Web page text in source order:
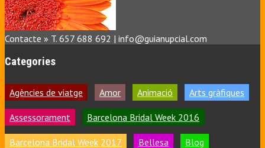
Contacte » T. 657 688 692 | info@guianupcial.com
Categories
Agències de viatge Amor Animació Arts gràfiques
Assessorament Barcelona Bridal Week 2016
Barcelona Bridal Week 2017 Bellesa Blog